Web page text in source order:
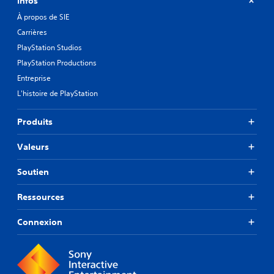
À propos de SIE
Carrières
PlayStation Studios
PlayStation Productions
Entreprise
L'histoire de PlayStation
Produits
Valeurs
Soutien
Ressources
Connexion